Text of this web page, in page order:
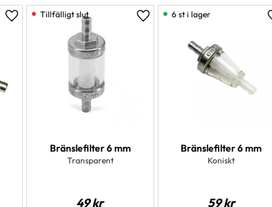
Stylepro
3
3
Lägg till i favoriter
Bränslefilter 6 mm
Transparent
49kr
Lägg till i favoriter
Bränslefilter 6 mm
Koniskt
59kr
6 st i lager